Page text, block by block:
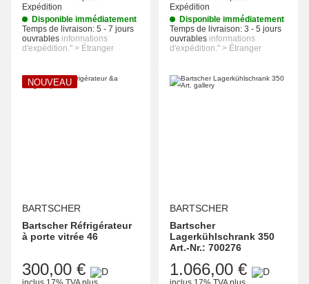
Expédition
Disponible immédiatement
Temps de livraison: 5 - 7 jours
ouvrables informations
d'expédition." > Étranger
Expédition
Disponible immédiatement
Temps de livraison: 3 - 5 jours
ouvrables informations
d'expédition." > Étranger
NOUVEAU
BARTSCHER
Bartscher Réfrigérateur
à porte vitrée 46
300,00 €
BARTSCHER
Bartscher
Lagerkühlschrank 350
Art.-Nr.: 700276
1.066,00 €